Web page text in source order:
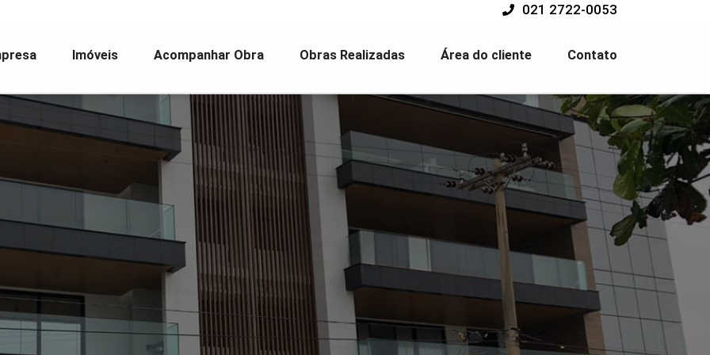
021 2722-0053
Imóveis Acompanhar Obra Obras Realizadas Área do cliente Contato